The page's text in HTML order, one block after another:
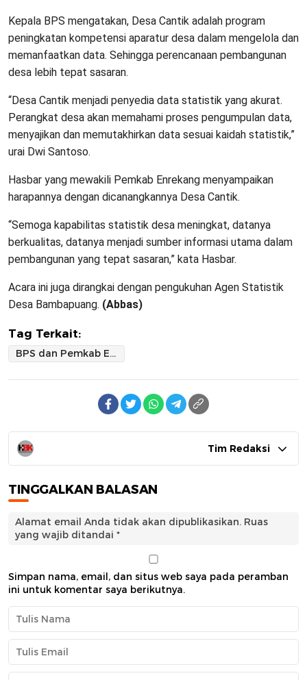
Kepala BPS mengatakan, Desa Cantik adalah program
peningkatan kompetensi aparatur desa dalam mengelola dan
memanfaatkan data. Sehingga perencanaan pembangunan
desa lebih tepat sasaran.
“Desa Cantik menjadi penyedia data statistik yang akurat.
Perangkat desa akan memahami proses pengumpulan data,
menyajikan dan memutakhirkan data sesuai kaidah statistik,”
urai Dwi Santoso.
Hasbar yang mewakili Pemkab Enrekang menyampaikan
harapannya dengan dicanangkannya Desa Cantik.
“Semoga kapabilitas statistik desa meningkat, datanya
berkualitas, datanya menjadi sumber informasi utama dalam
pembangunan yang tepat sasaran,” kata Hasbar.
Acara ini juga dirangkai dengan pengukuhan Agen Statistik
Desa Bambapuang. (Abbas)
Tag Terkait:
BPS dan Pemkab Enrekang Canangkan Desa Cantik di Bambapuang
Tim Redaksi
TINGGALKAN BALASAN
Alamat email Anda tidak akan dipublikasikan. Ruas
yang wajib ditandai *
Simpan nama, email, dan situs web saya pada peramban
ini untuk komentar saya berikutnya.